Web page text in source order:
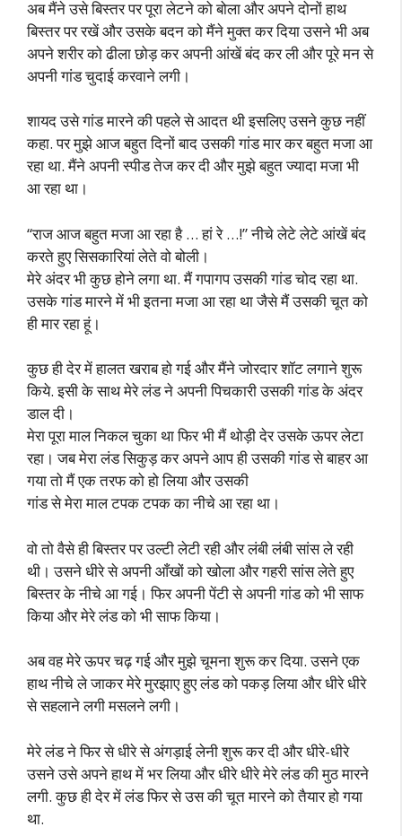
अब मैंने उसे बिस्तर पर पूरा लेटने को बोला और अपने दोनों हाथ
बिस्तर पर रखें और उसके बदन को मैंने मुक्त कर दिया उसने भी अब
अपने शरीर को ढीला छोड़ कर अपनी आंखें बंद कर ली और पूरे मन से
अपनी गांड चुदाई करवाने लगी।
शायद उसे गांड मारने की पहले से आदत थी इसलिए उसने कुछ नहीं
कहा. पर मुझे आज बहुत दिनों बाद उसकी गांड मार कर बहुत मजा आ
रहा था. मैंने अपनी स्पीड तेज कर दी और मुझे बहुत ज्यादा मजा भी
आ रहा था।
“राज आज बहुत मजा आ रहा है … हां रे …!” नीचे लेटे लेटे आंखें बंद
करते हुए सिसकारियां लेते वो बोली।
मेरे अंदर भी कुछ होने लगा था. मैं गपागप उसकी गांड चोद रहा था.
उसके गांड मारने में भी इतना मजा आ रहा था जैसे मैं उसकी चूत को
ही मार रहा हूं।
कुछ ही देर में हालत खराब हो गई और मैंने जोरदार शॉट लगाने शुरू
किये. इसी के साथ मेरे लंड ने अपनी पिचकारी उसकी गांड के अंदर
डाल दी।
मेरा पूरा माल निकल चुका था फिर भी मैं थोड़ी देर उसके ऊपर लेटा
रहा। जब मेरा लंड सिकुड़ कर अपने आप ही उसकी गांड से बाहर आ
गया तो मैं एक तरफ को हो लिया और उसकी
गांड से मेरा माल टपक टपक का नीचे आ रहा था।
वो तो वैसे ही बिस्तर पर उल्टी लेटी रही और लंबी लंबी सांस ले रही
थी। उसने धीरे से अपनी आँखों को खोला और गहरी सांस लेते हुए
बिस्तर के नीचे आ गई। फिर अपनी पेंटी से अपनी गांड को भी साफ
किया और मेरे लंड को भी साफ किया।
अब वह मेरे ऊपर चढ़ गई और मुझे चूमना शुरू कर दिया. उसने एक
हाथ नीचे ले जाकर मेरे मुरझाए हुए लंड को पकड़ लिया और धीरे धीरे
से सहलाने लगी मसलने लगी।
मेरे लंड ने फिर से धीरे से अंगड़ाई लेनी शुरू कर दी और धीरे-धीरे
उसने उसे अपने हाथ में भर लिया और धीरे धीरे मेरे लंड की मुठ मारने
लगी. कुछ ही देर में लंड फिर से उस की चूत मारने को तैयार हो गया
था.